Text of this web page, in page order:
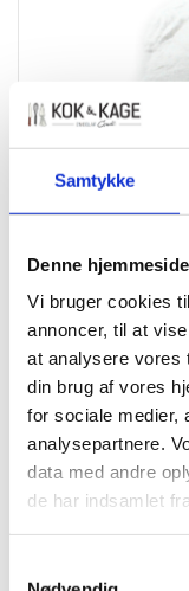
Samtykke
Denne
Vi bruger cookies
annoncer, til at
at analysere vores
din brug af vores
for sociale medier,
analysepartnere.
data med andre
de har indsamlet
Glucose
DKK 79,00 /
DKK 63,20 ekskl.
+15 på lager